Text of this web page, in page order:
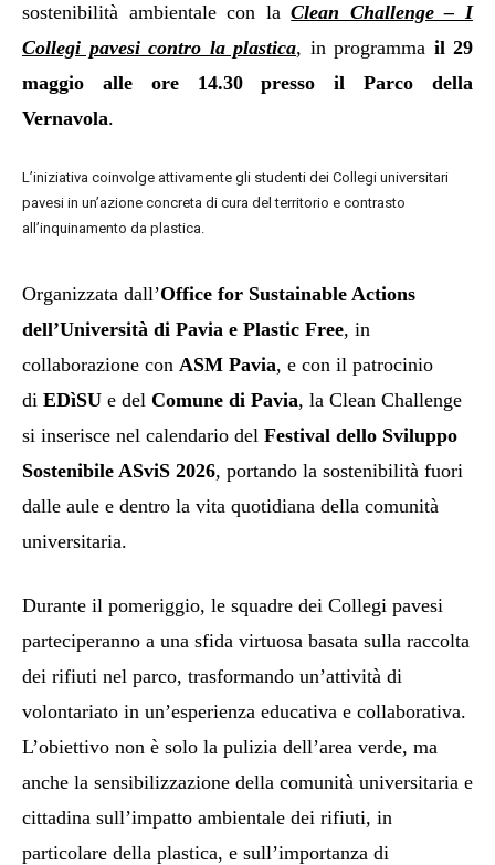
sostenibilità ambientale con laClean Challenge – I
Collegi pavesi contro la plastica, in programma il 29
maggio alle ore 14.30 presso il Parco della
Vernavola.
L’iniziativa coinvolge attivamente gli studenti dei Collegi universitari
pavesi in un’azione concreta di cura del territorio e contrasto
all’inquinamento da plastica.
Organizzata dall’Office for Sustainable Actions
dell’Università di Pavia e Plastic Free, in
collaborazione con ASM Pavia, e con il patrocinio
di EDìSU e del Comune di Pavia, la Clean Challenge
si inserisce nel calendario del Festival dello Sviluppo
Sostenibile ASviS 2026, portando la sostenibilità fuori
dalle aule e dentro la vita quotidiana della comunità
universitaria.
Durante il pomeriggio, le squadre dei Collegi pavesi
parteciperanno a una sfida virtuosa basata sulla raccolta
dei rifiuti nel parco, trasformando un’attività di
volontariato in un’esperienza educativa e collaborativa.
L’obiettivo non è solo la pulizia dell’area verde, ma
anche la sensibilizzazione della comunità universitaria e
cittadina sull’impatto ambientale dei rifiuti, in
particolare della plastica, e sull’importanza di